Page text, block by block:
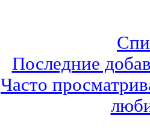
Последние
Часто